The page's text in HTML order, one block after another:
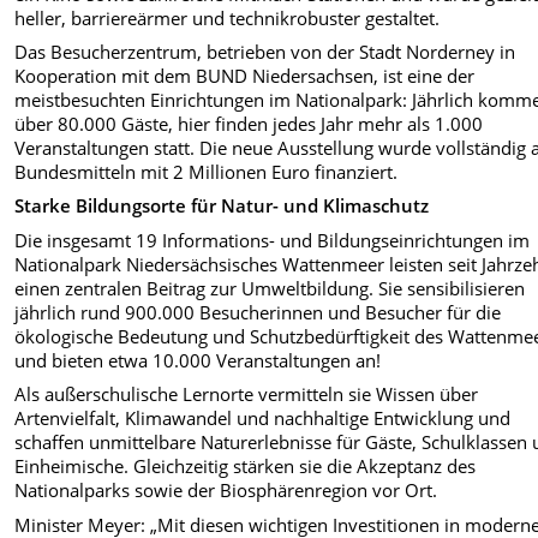
heller, barriereärmer und technikrobuster gestaltet.
Das Besucherzentrum, betrieben von der Stadt Norderney in
Kooperation mit dem BUND Niedersachsen, ist eine der
meistbesuchten Einrichtungen im Nationalpark: Jährlich
über 80.000 Gäste, hier finden jedes Jahr mehr als 1.000
Veranstaltungen statt. Die neue Ausstellung wurde vollständig
Bundesmitteln mit 2 Millionen Euro finanziert.
Starke Bildungsorte für Natur- und Klimaschutz
Die insgesamt 19 Informations- und Bildungseinrichtungen im
Nationalpark Niedersächsisches Wattenmeer leisten seit
einen zentralen Beitrag zur Umweltbildung. Sie sensibilisieren
jährlich rund 900.000 Besucherinnen und Besucher für die
ökologische Bedeutung und Schutzbedürftigkeit des
und bieten etwa 10.000 Veranstaltungen an!
Als außerschulische Lernorte vermitteln sie Wissen über
Artenvielfalt, Klimawandel und nachhaltige Entwicklung und
schaffen unmittelbare Naturerlebnisse für Gäste, Schulklassen
Einheimische. Gleichzeitig stärken sie die Akzeptanz des
Nationalparks sowie der Biosphärenregion vor Ort.
Minister Meyer: „Mit diesen wichtigen Investitionen in